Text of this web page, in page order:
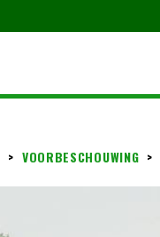
> VOORBESCHOUWING >